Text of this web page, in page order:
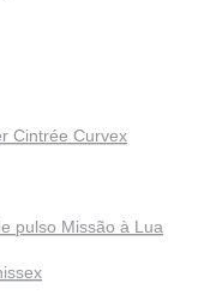
Cintrée Curvex
pulso Missão à Lua